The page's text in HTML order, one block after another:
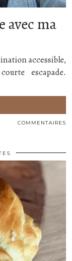
avec ma
accessible,
escapade.
COMMENTAIRES